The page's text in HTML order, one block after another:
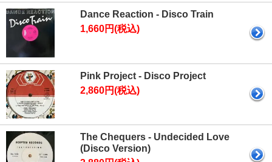
Dance Reaction - Disco Train
1,660円(税込)
Pink Project - Disco Project
2,860円(税込)
The Chequers - Undecided Love
(Disco Version)